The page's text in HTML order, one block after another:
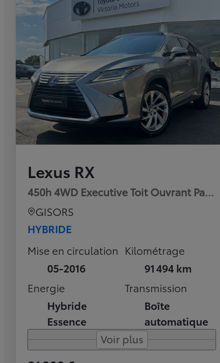
Lexus RX
450h 4WD Executive Toit Ouvrant
GISORS
HYBRIDE
Mise en circulation
05-2016
Kilométrage
91 494 km
Energie
Hybride
Essence
Transmission
Boîte
automatique
Voir plus